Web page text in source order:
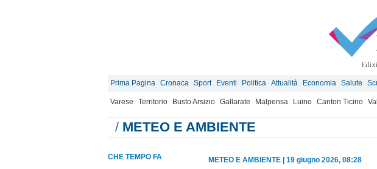
Prima Pagina Cronaca Sport Eventi Politica Attualità Economia Salute
Varese Territorio Busto Arsizio Gallarate Malpensa Luino Canton Ticino
/ METEO E AMBIENTE
CHE TEMPO FA METEO E AMBIENTE 19 giugno 2026, 08:28